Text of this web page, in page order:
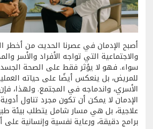
أصبح الإدمان في عصرنا الحديث من أخطر
والاجتماعية التي تواجه الأفراد والأسر
سواء. فهو لا يؤثر فقط على الصحة
للمريض، بل ينعكس أيضًا على حياته
الأسري، واندماجه في المجتمع. ولهذا،
الإدمان لا يمكن أن تكون مجرد تناول
علاجية، بل هي مسار شامل يتطلب بيئة
برامج دقيقة، ورعاية نفسية وإنسانية